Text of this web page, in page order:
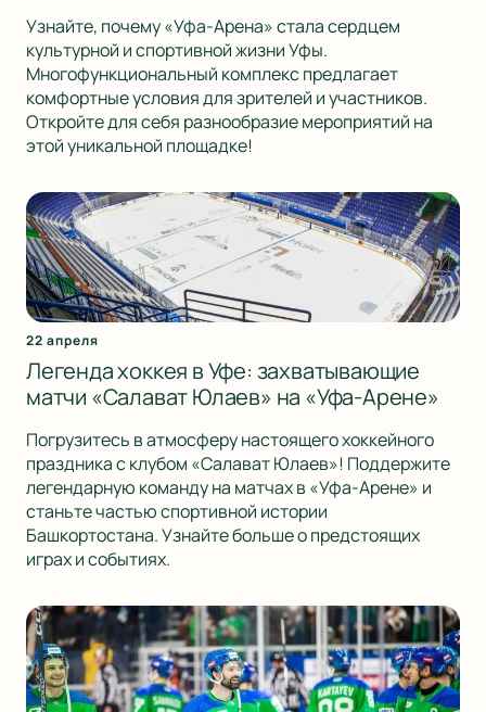
Узнайте, почему «Уфа-Арена» стала сердцем
культурной и спортивной жизни Уфы.
Многофункциональный комплекс предлагает
комфортные условия для зрителей и участников.
Откройте для себя разнообразие мероприятий на
этой уникальной площадке!
22 апреля
Легенда хоккея в Уфе: захватывающие
матчи «Салават Юлаев» на «Уфа-Арене»
Погрузитесь в атмосферу настоящего хоккейного
праздника с клубом «Салават Юлаев»! Поддержите
легендарную команду на матчах в «Уфа-Арене» и
станьте частью спортивной истории
Башкортостана. Узнайте больше о предстоящих
играх и событиях.